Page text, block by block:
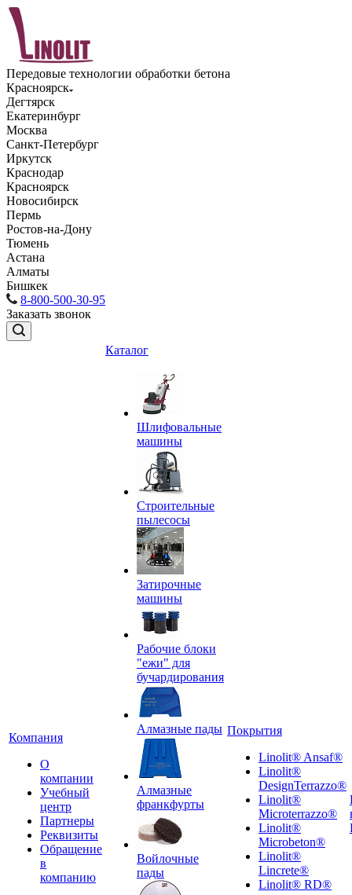
Передовые технологии обработки бетона
Красноярск
Дегтярск
Екатеринбург
Москва
Санкт-Петербург
Иркутск
Краснодар
Красноярск
Новосибирск
Пермь
Ростов-на-Дону
Тюмень
Астана
Алматы
Бишкек
8-800-500-30-95
Заказать звонок
Компания
О
компании
Учебный
центр
Партнеры
Реквизиты
Обращение
в
компанию
Каталог
Шлифовальные
машины
Строительные
пылесосы
Затирочные
машины
Рабочие блоки
"ежи" для
бучардирования
Алмазные пады
Алмазные
франкфурты
Войлочные
пады
Покрытия
Linolit® Ansaf®
Linolit®
DesignTerrazzo®
Linolit®
Microterrazzo®
Linolit®
Microbeton®
Linolit®
Lincrete®
Linolit® RD®